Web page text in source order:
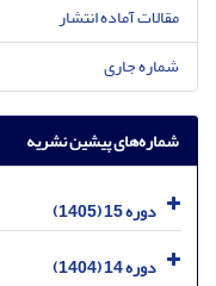
مقالات آماده انتشار
شماره جاری
شماره‌های پیشین نشریه
دوره 15 (1405)
دوره 14 (1404)